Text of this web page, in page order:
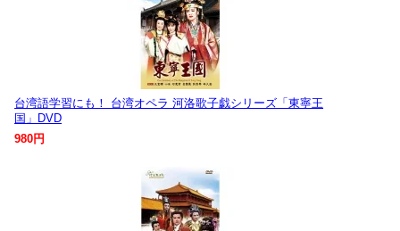
台湾語学習にも！ 台湾オペラ 河洛歌子戯シリーズ「東寧王
国」DVD
980円